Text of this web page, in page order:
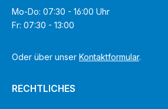
Mo-Do: 07:30 - 16:00 Uhr
Fr: 07:30 - 13:00
Oder über unser Kontaktformular.
RECHTLICHES